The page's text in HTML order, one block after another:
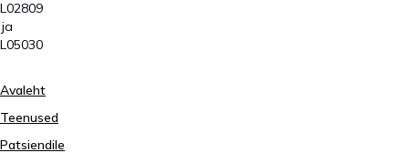
L02809
ja
L05030
Avaleht
Teenused
Patsiendile